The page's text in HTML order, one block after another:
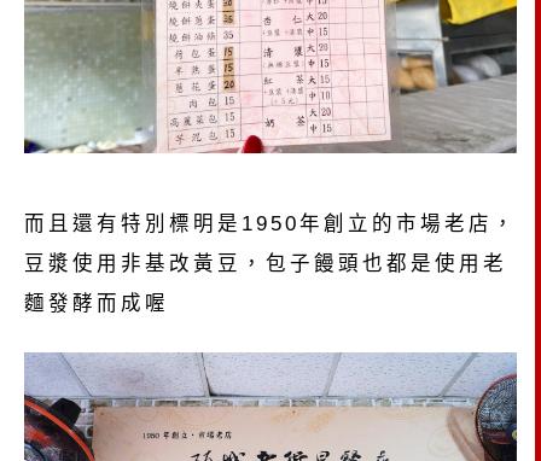
而且還有特別標明是1950年創立的市場老店，
豆漿使用非基改黃豆，包子饅頭也都是使用老
麵發酵而成喔